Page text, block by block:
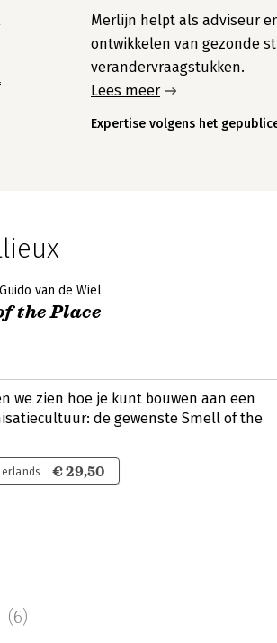
Merlijn helpt als adviseur
ontwikkelen van gezonde
verandervraagstukken.
Lees meer
Expertise volgens het
Guido van de Wiel
the Place
we zien hoe je kunt bouwen aan een
de gewenste Smell of the
€ 29,50
(6)